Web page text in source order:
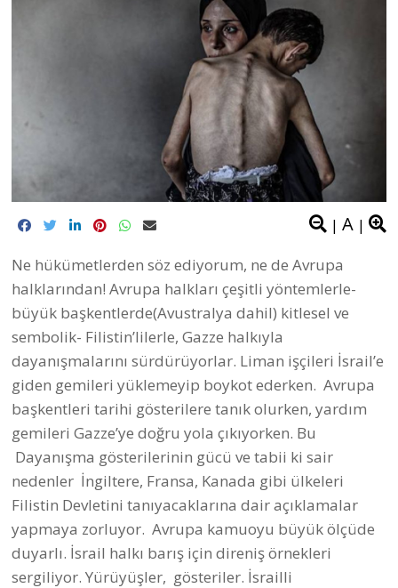
| A |
Ne hükümetlerden söz ediyorum, ne de Avrupa
halklarından! Avrupa halkları çeşitli yöntemlerle-
büyük başkentlerde(Avustralya dahil) kitlesel ve
sembolik- Filistin’lilerle, Gazze halkıyla
dayanışmalarını sürdürüyorlar. Liman işçileri İsrail’e
giden gemileri yüklemeyip boykot ederken. Avrupa
başkentleri tarihi gösterilere tanık olurken, yardım
gemileri Gazze’ye doğru yola çıkıyorken. Bu
Dayanışma gösterilerinin gücü ve tabii ki sair
nedenler İngiltere, Fransa, Kanada gibi ülkeleri
Filistin Devletini tanıyacaklarına dair açıklamalar
yapmaya zorluyor. Avrupa kamuoyu büyük ölçüde
duyarlı. İsrail halkı barış için direniş örnekleri
sergiliyor. Yürüyüşler, gösteriler. İsrailli